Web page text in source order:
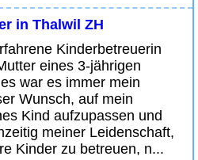
in Thalwil ZH
Kinderbetreuerin
eines 3-jährigen
war es immer mein
Wunsch, auf mein
Kind aufzupassen und
meiner Leidenschaft,
Kinder zu betreuen, n...